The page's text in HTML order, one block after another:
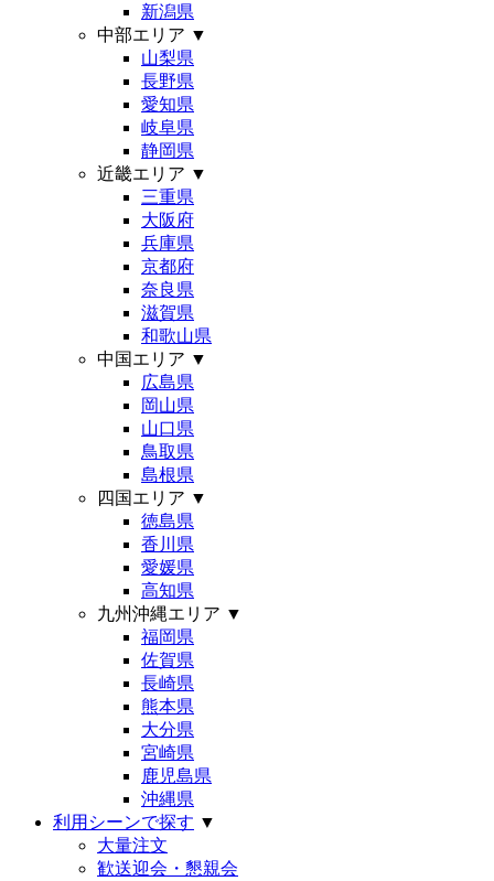
新潟県
中部エリア ▼
山梨県
長野県
愛知県
岐阜県
静岡県
近畿エリア ▼
三重県
大阪府
兵庫県
京都府
奈良県
滋賀県
和歌山県
中国エリア ▼
広島県
岡山県
山口県
鳥取県
島根県
四国エリア ▼
徳島県
香川県
愛媛県
高知県
九州沖縄エリア ▼
福岡県
佐賀県
長崎県
熊本県
大分県
宮崎県
鹿児島県
沖縄県
利用シーンで探す ▼
大量注文
歓送迎会・懇親会